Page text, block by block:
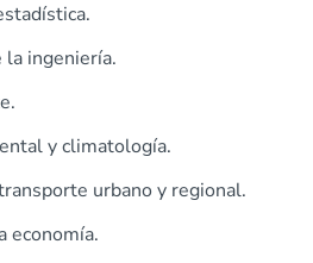
ingeniería.
y climatología.
urbano y regional.
economía.